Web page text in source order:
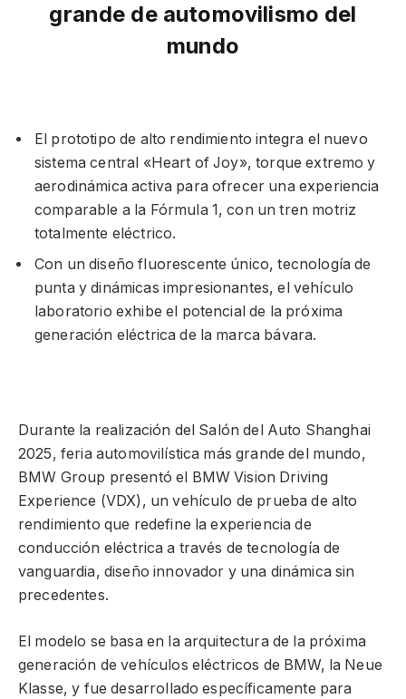
grande de automovilismo del
mundo
El prototipo de alto rendimiento integra el nuevo
sistema central «Heart of Joy», torque extremo y
aerodinámica activa para ofrecer una experiencia
comparable a la Fórmula 1, con un tren motriz
totalmente eléctrico.
Con un diseño fluorescente único, tecnología de
punta y dinámicas impresionantes, el vehículo
laboratorio exhibe el potencial de la próxima
generación eléctrica de la marca bávara.
Durante la realización del Salón del Auto Shanghai
2025, feria automovilística más grande del mundo,
BMW Group presentó el BMW Vision Driving
Experience (VDX), un vehículo de prueba de alto
rendimiento que redefine la experiencia de
conducción eléctrica a través de tecnología de
vanguardia, diseño innovador y una dinámica sin
precedentes.
El modelo se basa en la arquitectura de la próxima
generación de vehículos eléctricos de BMW, la Neue
Klasse, y fue desarrollado específicamente para